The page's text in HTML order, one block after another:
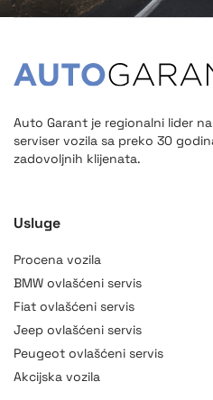
Auto Garant je regionalni lider
serviser vozila sa preko 30
zadovoljnih klijenata.
Usluge
Procena vozila
BMW ovlašćeni servis
Fiat ovlašćeni servis
Jeep ovlašćeni servis
Peugeot ovlašćeni servis
Akcijska vozila